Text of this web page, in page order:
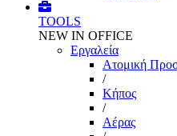
TOOLS
NEW IN OFFICE
Εργαλεία
Aτομική
/
Kήπος
/
Αέρας